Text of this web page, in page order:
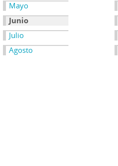
Mayo
Junio
Julio
Agosto